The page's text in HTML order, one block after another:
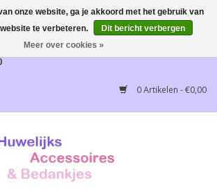
mogelijk, NL vanaf € 65,00, België
0 Artikelen - €0,00
onze website, ga je akkoord met het gebruik van
te verbeteren.
Dit bericht verbergen
Meer over cookies »